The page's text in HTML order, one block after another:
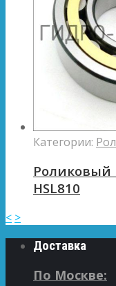
Категории:
HSL810
< >
Доставка
По Москве: